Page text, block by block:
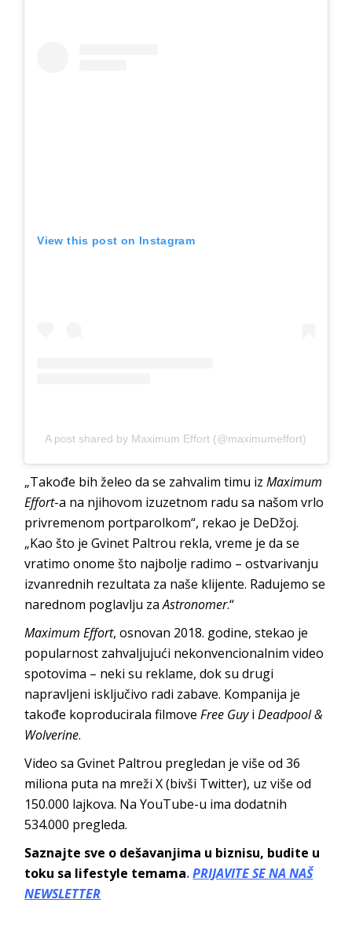
View this post on Instagram
A post shared by Maximum Effort (@maximumeffort)
„Takođe bih želeo da se zahvalim timu izMaximum
Effort-a na njihovom izuzetnom radu sa našom vrlo
privremenom portparolkom“, rekao je DeDžoj.
„Kao što je Gvinet Paltrou rekla, vreme je da se
vratimo onome što najbolje radimo – ostvarivanju
izvanrednih rezultata za naše klijente. Radujemo se
narednom poglavlju zaAstronomer.“
Maximum Effort, osnovan 2018. godine, stekao je
popularnost zahvaljujući nekonvencionalnim video
spotovima – neki su reklame, dok su drugi
napravljeni isključivo radi zabave. Kompanija je
takođe koproducirala filmoveFree GuyiDeadpool &
Wolverine.
Video sa Gvinet Paltrou pregledan je više od 36
miliona puta na mreži X (bivši Twitter), uz više od
150.000 lajkova. Na YouTube-u ima dodatnih
534.000 pregleda.
Saznajte sve o dešavanjima u biznisu, budite u
toku sa lifestyle temama.PRIJAVITE SE NA NAŠ
NEWSLETTER